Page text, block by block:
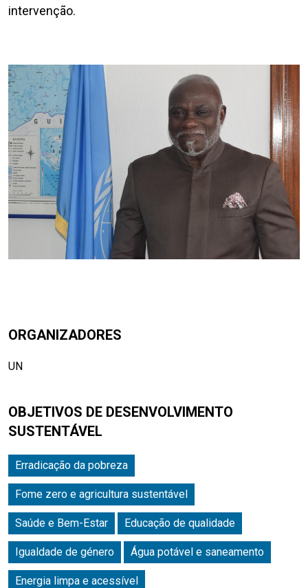
ORGANIZADORES
UN
OBJETIVOS DE DESENVOLVIMENTO
SUSTENTÁVEL
Erradicação da pobreza
Fome zero e agricultura sustentável
Saúde e Bem-Estar Educação de qualidade
Igualdade de género Água potável e saneamento
Energia limpa e acessível
intervenção.